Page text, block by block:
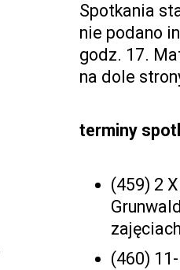
Spotkania
nie podano
godz. 17.
na dole
terminy
(459) 2
(460)